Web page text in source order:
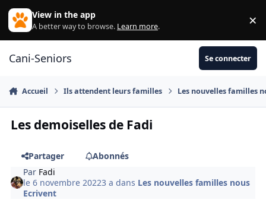
Aller au contenu
View in the app
A better way to browse. Learn more. ×
Cani-Seniors Se connecter
Accueil Ils attendent leurs familles Les nouvelles familles
Les demoiselles de Fadi
Partager
Abonnés
Par Fadi
le 6 novembre 20223 a dans Les nouvelles familles nous
Ecrivent